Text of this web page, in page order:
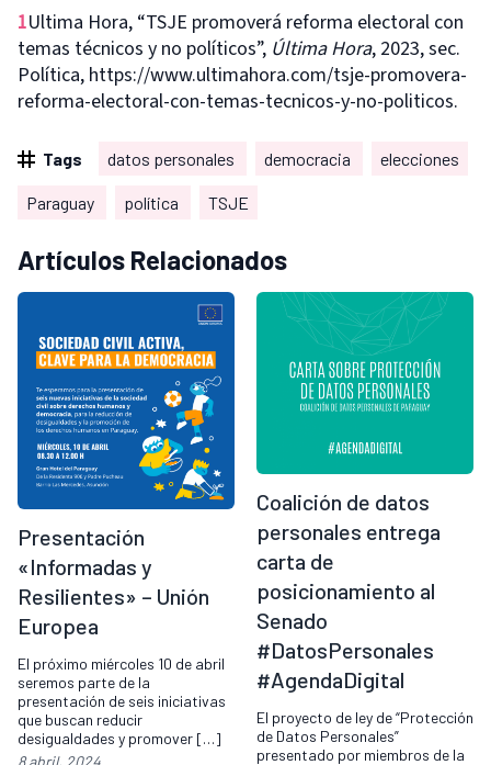
1Ultima Hora, “TSJE promoverá reforma electoral con
temas técnicos y no políticos”, Última Hora, 2023, sec.
Política, https://www.ultimahora.com/tsje-promovera-
reforma-electoral-con-temas-tecnicos-y-no-politicos.
Tags datos personales democracia elecciones
Paraguay política TSJE
Artículos Relacionados
Presentación
«Informadas y
Resilientes» – Unión
Europea
El próximo miércoles 10 de abril
seremos parte de la
presentación de seis iniciativas
que buscan reducir
desigualdades y promover […]
8 abril, 2024
Coalición de datos
personales entrega
carta de
posicionamiento al
Senado
#DatosPersonales
#AgendaDigital
El proyecto de ley de “Protección
de Datos Personales”
presentado por miembros de la